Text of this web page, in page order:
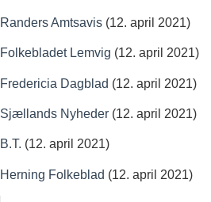
Randers Amtsavis (12. april 2021)
Folkebladet Lemvig (12. april 2021)
Fredericia Dagblad (12. april 2021)
Sjællands Nyheder (12. april 2021)
B.T. (12. april 2021)
Herning Folkeblad (12. april 2021)